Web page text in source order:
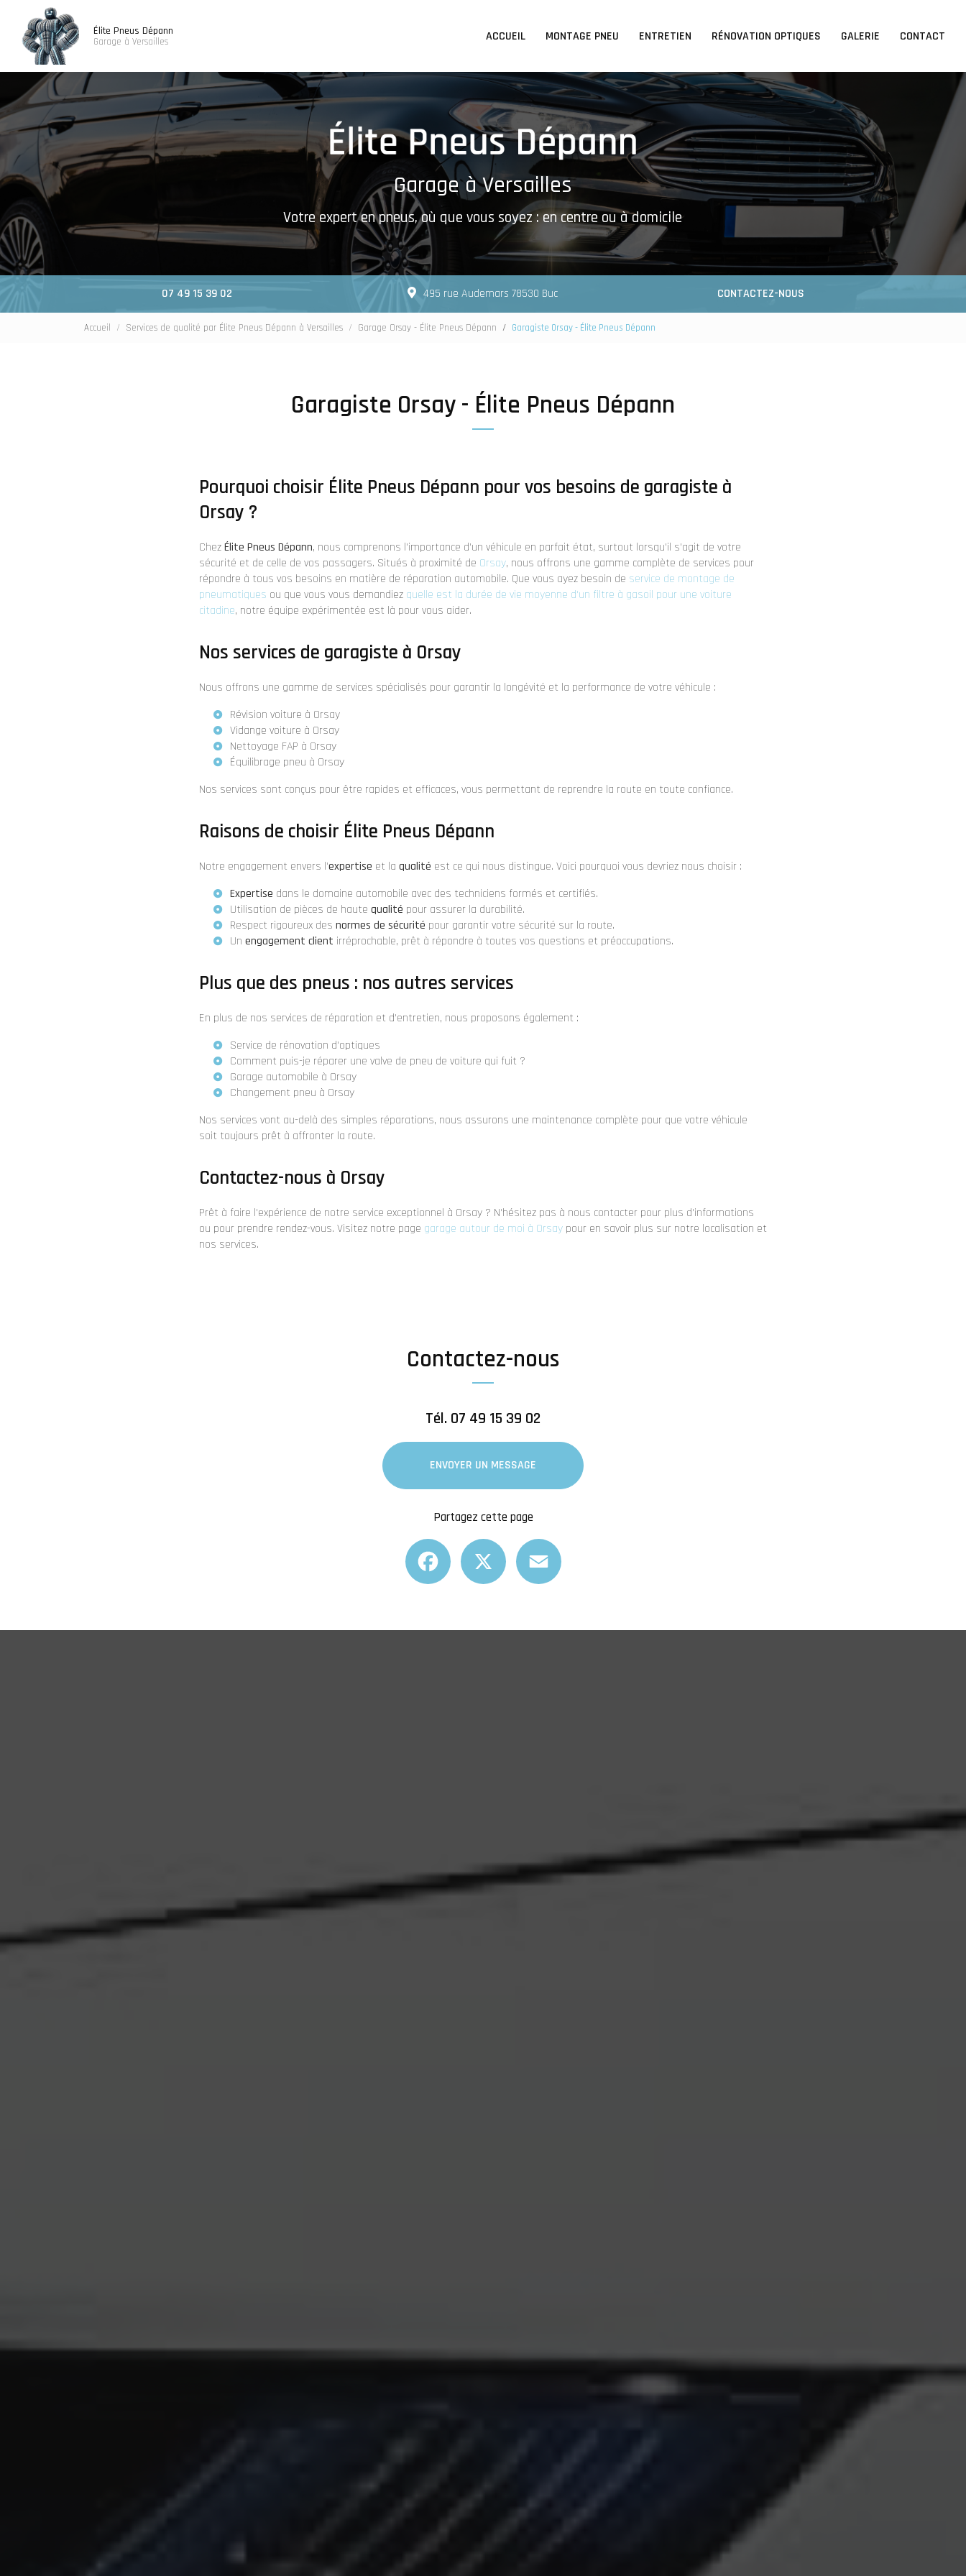
contenu
principal
Élite Pneus Dépann
Garage à Versailles
ACCUEIL
MONTAGE PNEU ENTRETIEN RÉNOVATION OPTIQUES GALERIE CONTACT
Garage à Versailles
Votre expert en pneus, où que vous soyez : en centre ou à domicile
07 49 15 39 02 495 rue Audemars 78530 Buc CONTACTEZ-NOUS
Accueil Services de qualité par Élite Pneus Dépann à Versailles Garage Orsay - Élite Pneus Dépann Garagiste Orsay - Élite Pneus Dépann
Garagiste Orsay - Élite Pneus Dépann
Pourquoi choisir Élite Pneus Dépann pour vos besoins de garagiste à
Orsay ?
ChezÉlite Pneus Dépann, nous comprenons l'importance d'un véhicule en parfait état, surtout lorsqu'il s'agit de votre
sécurité et de celle de vos passagers. Situés à proximité de Orsay, nous offrons une gamme complète de services pour
répondre à tous vos besoins en matière de réparation automobile. Que vous ayez besoin de service de montage de
pneumatiques ou que vous vous demandiez quelle est la durée de vie moyenne d'un filtre à gasoil pour une voiture
citadine, notre équipe expérimentée est là pour vous aider.
Nos services de garagiste à Orsay
Nous offrons une gamme de services spécialisés pour garantir la longévité et la performance de votre véhicule :
Révision voiture à Orsay
Vidange voiture à Orsay
Nettoyage FAP à Orsay
Équilibrage pneu à Orsay
Nos services sont conçus pour être rapides et efficaces, vous permettant de reprendre la route en toute confiance.
Raisons de choisir Élite Pneus Dépann
Notre engagement envers l'expertise et la qualité est ce qui nous distingue. Voici pourquoi vous devriez nous choisir :
Expertise dans le domaine automobile avec des techniciens formés et certifiés.
Utilisation de pièces de haute qualité pour assurer la durabilité.
Respect rigoureux des normes de sécurité pour garantir votre sécurité sur la route.
Un engagement client irréprochable, prêt à répondre à toutes vos questions et préoccupations.
Plus que des pneus : nos autres services
En plus de nos services de réparation et d'entretien, nous proposons également :
Service de rénovation d'optiques
Comment puis-je réparer une valve de pneu de voiture qui fuit ?
Garage automobile à Orsay
Changement pneu à Orsay
Nos services vont au-delà des simples réparations, nous assurons une maintenance complète pour que votre véhicule
soit toujours prêt à affronter la route.
Contactez-nous à Orsay
Prêt à faire l'expérience de notre service exceptionnel à Orsay ? N'hésitez pas à nous contacter pour plus d'informations
ou pour prendre rendez-vous. Visitez notre page garage autour de moi à Orsay pour en savoir plus sur notre localisation et
nos services.
Contactez-nous
Tél. 07 49 15 39 02
ENVOYER UN MESSAGE
Partagez cette page
Facebook